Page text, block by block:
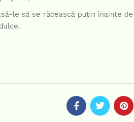
le să se răcească puțin înainte